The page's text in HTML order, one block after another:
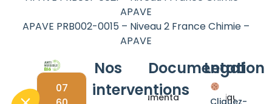
APAVE
APAVE PRB002-0015 – Niveau 2 France Chimie –
APAVE
07
Nos
interventions
Documentation
Documentations
Legal
Politique de
Cliquez-